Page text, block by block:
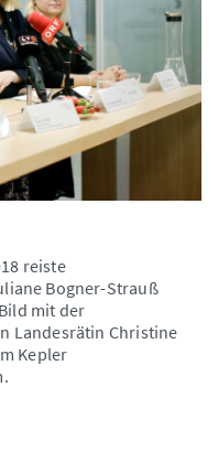
reiste
Bogner-Strauß
mit der
Landesrätin Christine
Kepler